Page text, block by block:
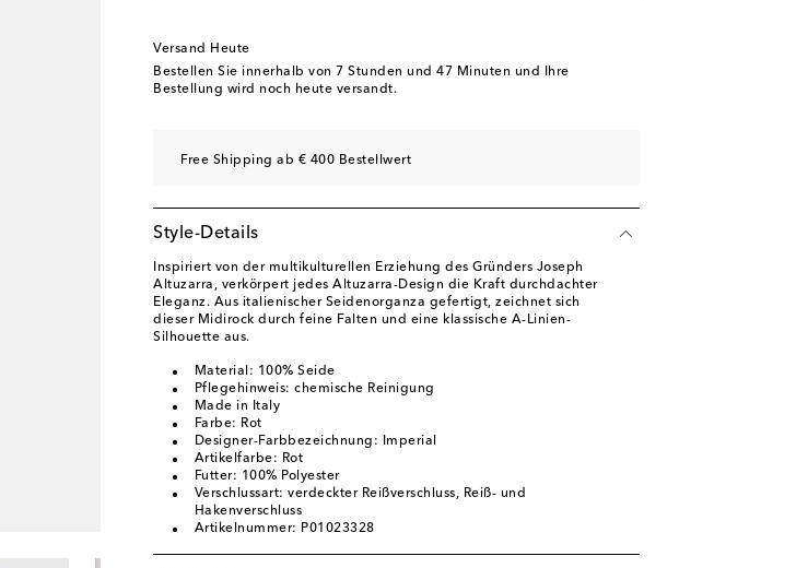
Versand Heute
Bestellen Sie innerhalb von 7 Stunden und 47 Minuten und Ihre
Bestellung wird noch heute versandt.
Free Shipping ab € 400 Bestellwert
Style-Details
Inspiriert von der multikulturellen Erziehung des Gründers Joseph
Altuzarra, verkörpert jedes Altuzarra-Design die Kraft durchdachter
Eleganz. Aus italienischer Seidenorganza gefertigt, zeichnet sich
dieser Midirock durch feine Falten und eine klassische A-Linien-
Silhouette aus.
Material: 100% Seide
Pflegehinweis: chemische Reinigung
Made in Italy
Farbe: Rot
Designer-Farbbezeichnung: Imperial
Artikelfarbe: Rot
Futter: 100% Polyester
Verschlussart: verdeckter Reißverschluss, Reiß- und
Hakenverschluss
Artikelnummer: P01023328